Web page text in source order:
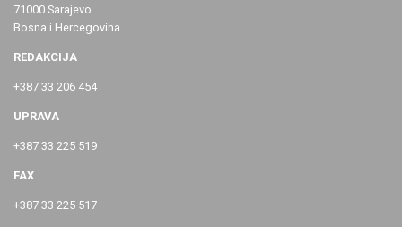
71000 Sarajevo
Bosna i Hercegovina
REDAKCIJA
+387 33 206 454
UPRAVA
+387 33 225 519
FAX
+387 33 225 517